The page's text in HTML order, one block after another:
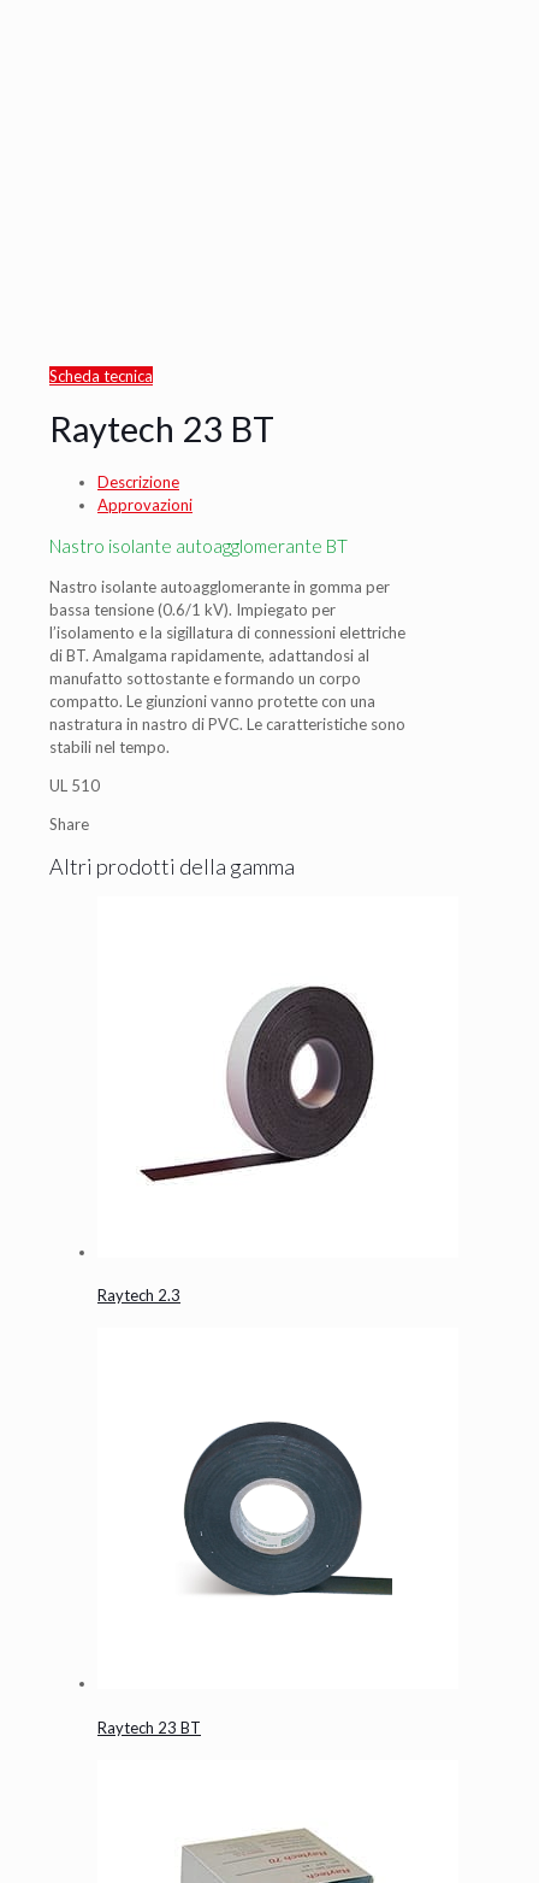
Scheda tecnica
Raytech 23 BT
Descrizione
Approvazioni
Nastro isolante autoagglomerante BT
Nastro isolante autoagglomerante in gomma per
bassa tensione (0.6/1 kV). Impiegato per
l’isolamento e la sigillatura di connessioni elettriche
di BT. Amalgama rapidamente, adattandosi al
manufatto sottostante e formando un corpo
compatto. Le giunzioni vanno protette con una
nastratura in nastro di PVC. Le caratteristiche sono
stabili nel tempo.
UL 510
Share
Altri prodotti della gamma
Raytech 2.3
Raytech 23 BT